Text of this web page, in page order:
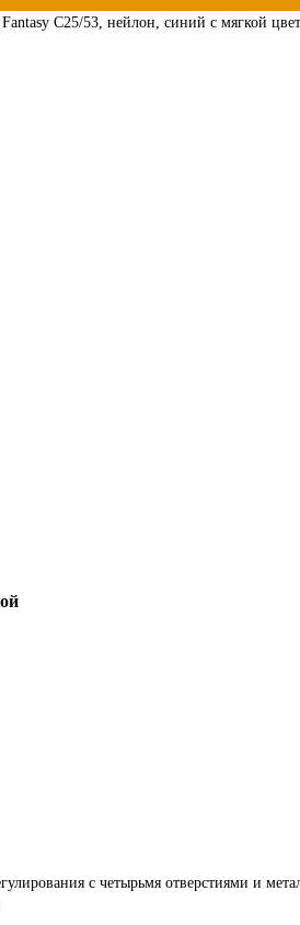
C25/53, нейлон, синий с мягкой
с четырьмя отверстиями и